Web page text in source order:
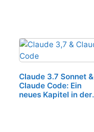
Claude 3.7 Sonnet &
Claude Code: Ein
neues Kapitel in der